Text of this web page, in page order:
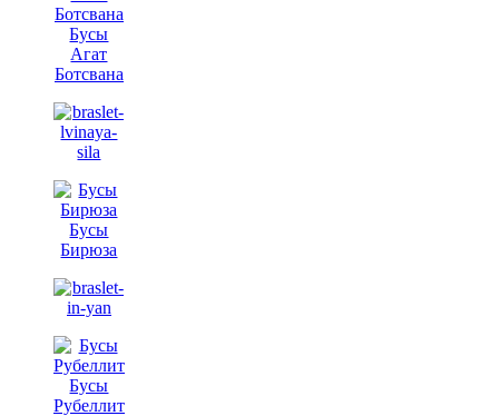
Бусы
Агат
Ботсвана
Бусы
Бирюза
Бусы
Рубеллит